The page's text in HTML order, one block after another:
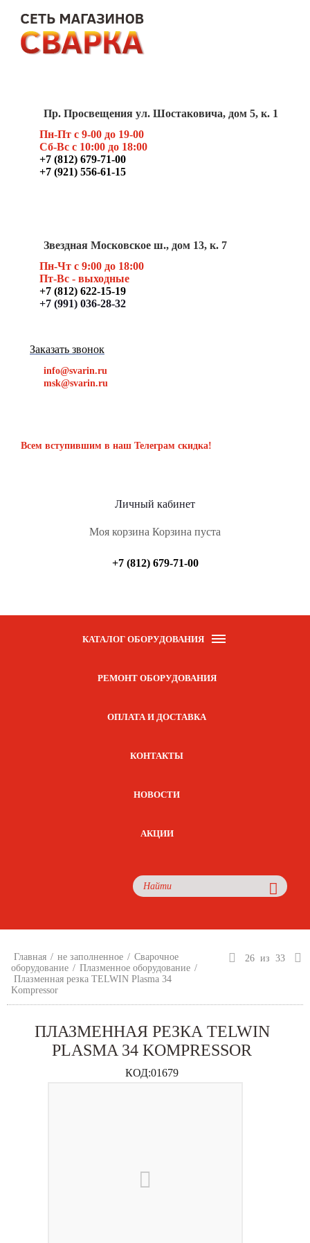
Пр. Просвещения ул. Шостаковича, дом 5, к. 1
Пн-Пт с 9-00 до 19-00
Сб-Вс с 10:00 до 18:00
+7 (812) 679-71-00
+7 (921) 556-61-15
Звездная Московское ш., дом 13, к. 7
Пн-Чт с 9:00 до 18:00
Пт-Вс - выходные
+7 (812) 622-15-19
+7 (991) 036-28-32
Заказать звонок
info@svarin.ru
msk@svarin.ru
Всем вступившим в наш Телеграм скидка!
Личный кабинет
Моя корзина Корзина пуста
+7 (812) 679-71-00
КАТАЛОГ ОБОРУДОВАНИЯ
РЕМОНТ ОБОРУДОВАНИЯ
ОПЛАТА И ДОСТАВКА
КОНТАКТЫ
НОВОСТИ
АКЦИИ
Главная / не заполненное / Сварочное
оборудование / Плазменное оборудование /
Плазменная резка TELWIN Plasma 34
Kompressor
26 из 33
ПЛАЗМЕННАЯ РЕЗКА TELWIN
PLASMA 34 KOMPRESSOR
КОД:01679